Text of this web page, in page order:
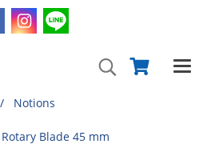
Notions
Blade 45 mm